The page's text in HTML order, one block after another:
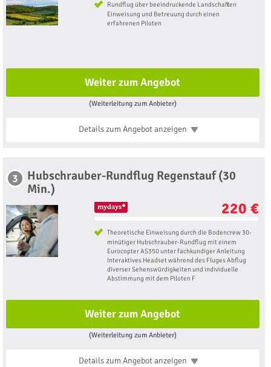
Rundflug über beeindruckende Landschaften
Einweisung und Betreuung durch einen
erfahrenen Piloten
Weiter zum Angebot
(Weiterleitung zum Anbieter)
Details zum Angebotanzeigen
3
Hubschrauber-Rundflug Regenstauf (30
Min.)
220 €
Theoretische Einweisung durch die Bodencrew 30-
minütiger Hubschrauber-Rundflug mit einem
Eurocopter AS350 unter fachkundiger Anleitung
Interaktives Headset während des Fluges Abflug
diverser Sehenswürdigkeiten und individuelle
Abstimmung mit dem Piloten F
Weiter zum Angebot
(Weiterleitung zum Anbieter)
Details zum Angebotanzeigen